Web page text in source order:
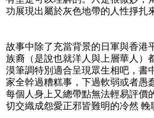
功展現出屬於灰色地帶的人性掙扎
故事中除了充當背景的日軍與香港
族裔（是說也就洋人與上層華人）
漠筆調特別適合呈現眾生相吧，書
家全幹過糟糕事，下過軟弱或者愚
每個人身上又總帶點無法輕易評價
切交織成怨愛正邪皆難明的冷然 輓